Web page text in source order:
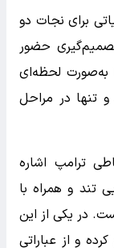
برای نجات دو
تصمیم‌گیری حضور
به‌صورت لحظه‌ای
و تنها در مراحل
ترامپ اشاره
تند و همراه با
در یکی از این
و از عباراتی